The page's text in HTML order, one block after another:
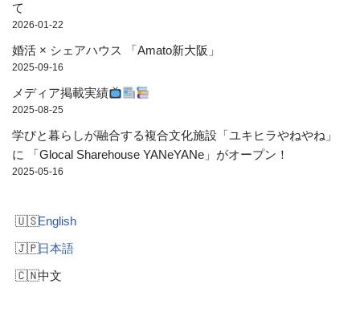
て
2026-01-22
婚活 × シェアハウス 「Amato新大阪」
2025-09-16
メディア掲載実績
2025-08-25
学びと暮らしが融合する複合文化施設「ユキヒラやねやね」
に 「Glocal Sharehouse YANeYANe」がオープン！
2025-05-16
English
日本語
中文